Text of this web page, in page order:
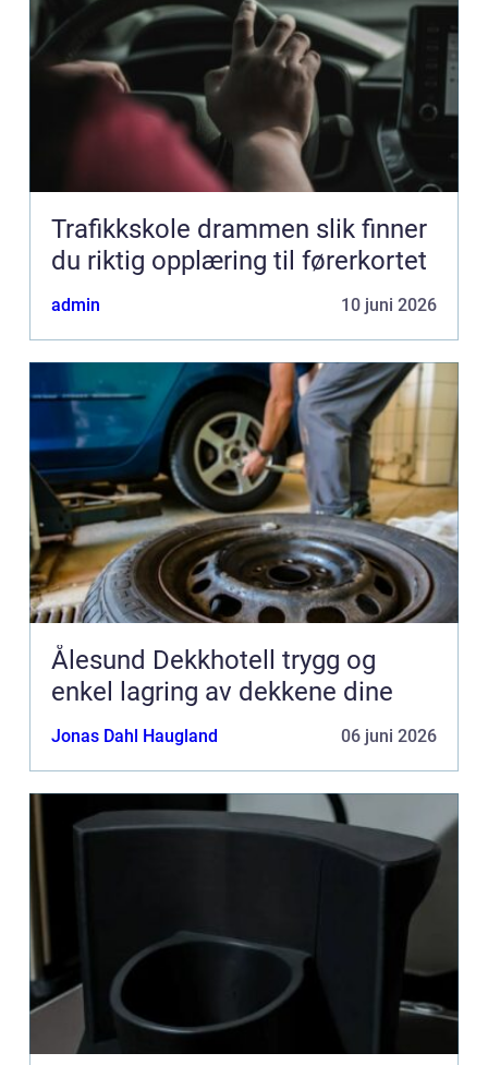
Trafikkskole drammen slik finner
du riktig opplæring til førerkortet
admin 10 juni 2026
Ålesund Dekkhotell trygg og
enkel lagring av dekkene dine
Jonas Dahl Haugland 06 juni 2026